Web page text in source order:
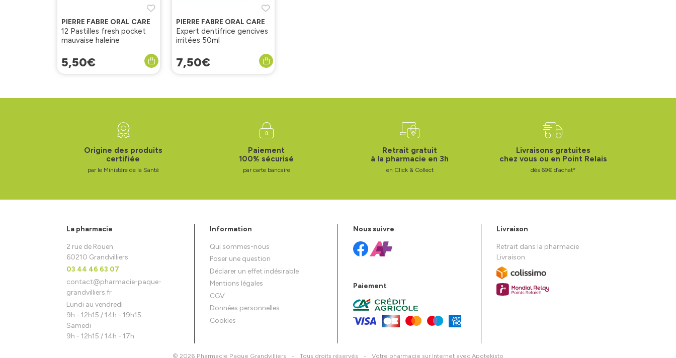
PIERRE FABRE ORAL CARE
12 Pastilles fresh pocket
mauvaise haleine
5,50€
PIERRE FABRE ORAL CARE
Expert dentifrice gencives
irritées 50ml
7,50€
Origine des produits
certifiée
par le Ministère de la Santé
Paiement
100% sécurisé
par carte bancaire
Retrait gratuit
à la pharmacie en 3h
en Click & Collect
Livraisons gratuites
chez vous ou en Point Relais
dès 69€ d’achat*
La pharmacie
2 rue de Rouen
60210 Grandvilliers
03 44 46 63 07
contact@pharmacie-paque-
grandvilliers.fr
Lundi au vendredi
9h - 12h15 / 14h - 19h15
Samedi
9h - 12h15 / 14h - 17h
Information
Qui sommes-nous
Poser une question
Déclarer un effet indésirable
Mentions légales
CGV
Données personnelles
Cookies
Nous suivre
Paiement
Livraison
Retrait dans la pharmacie
Livraison
© 2026 Pharmacie Paque Grandvilliers - Tous droits réservés - Votre pharmacie sur Internet avec Apotekisto